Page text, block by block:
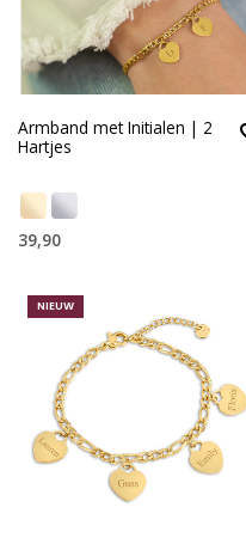
Armband met Initialen | 2
Hartjes
39,90
NIEUW